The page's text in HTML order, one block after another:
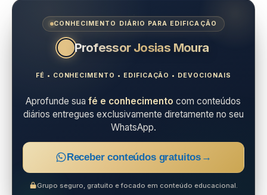
CONHECIMENTO DIÁRIO PARA EDIFICAÇÃO
Professor Josias Moura
FÉ • CONHECIMENTO • EDIFICAÇÃO • DEVOCIONAIS
Aprofunde suafé e conhecimento com conteúdos
diários entregues exclusivamente diretamente no seu
WhatsApp.
Receber conteúdos gratuitos →
Grupo seguro, gratuito e focado em conteúdo educacional.